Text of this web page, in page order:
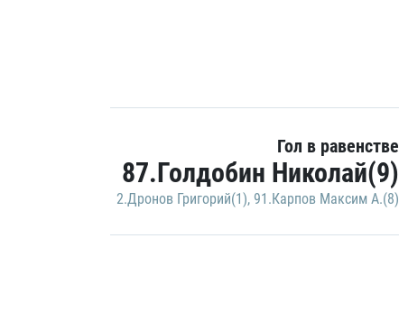
Гол в равенстве
87.Голдобин Николай(9)
2.Дронов Григорий(1), 91.Карпов Максим А.(8)